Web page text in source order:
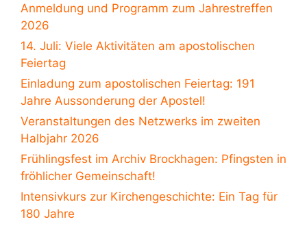
Anmeldung und Programm zum Jahrestreffen
2026
14. Juli: Viele Aktivitäten am apostolischen
Feiertag
Einladung zum apostolischen Feiertag: 191
Jahre Aussonderung der Apostel!
Veranstaltungen des Netzwerks im zweiten
Halbjahr 2026
Frühlingsfest im Archiv Brockhagen: Pfingsten in
fröhlicher Gemeinschaft!
Intensivkurs zur Kirchengeschichte: Ein Tag für
180 Jahre